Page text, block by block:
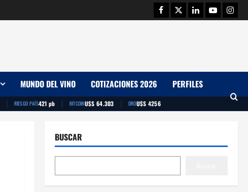
Facebook
TwitterLinkedinYoutube
MUNDO DEL VINO COTIZACIONES 2026 PERFILES
| RIESGO PAÍS421 pb | BITCOINU$S 64.303 | OROU$S 4256
BUSCAR